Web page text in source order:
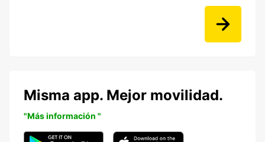
Misma app. Mejor movilidad.
"Más información "